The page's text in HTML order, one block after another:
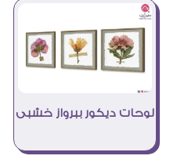
لوحات ديكور ببرواز خشبى